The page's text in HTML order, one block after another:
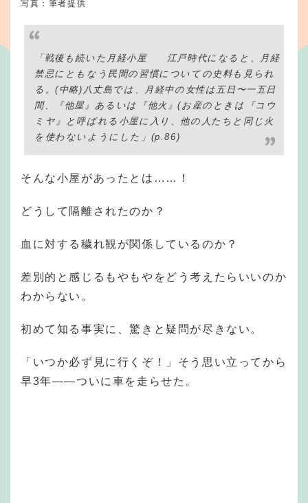
写真：筆者提供
「戦後も続いた月経小屋 江戸時代になると、月経
禁忌にともなう民間の習慣についての史料も見られ
る。(中略)八丈島では、月経中の女性は五日〜一五日
間、『他屋』あるいは『他火』(お産のときは『コウ
ミヤ』と呼ばれる小屋に入り、他の人たちと同じ火
を使わないようにした」(p.86)
そんな小屋があったとは……！
どうして隔離されたのか？
血に対する穢れ観が関係しているのか？
差別的と感じるもやもやをどう考えたらいいのか
わからない。
初めて知る事実に、驚きと疑問が尽きない。
「いつか必ず見に行くぞ！」そう思い立ってから
早3年——ついに車を走らせた。